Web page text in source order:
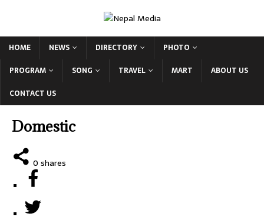
HOME NEWS DIRECTORY
PHOTO
PROGRAM
SONG TRAVEL MART
ABOUT US
CONTACT US
Domestic
0 shares